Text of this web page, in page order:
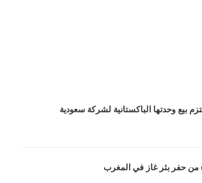
بيع وحدتها الباكستانية لشركة سعودية
من حفر بئر غاز في المغرب